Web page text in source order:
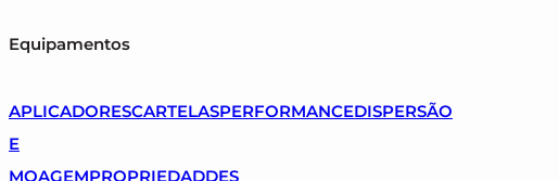
Equipamentos
APLICADORESCARTELASPERFORMANCEDISPERSÃO
E
MOAGEMPROPRIEDADDES